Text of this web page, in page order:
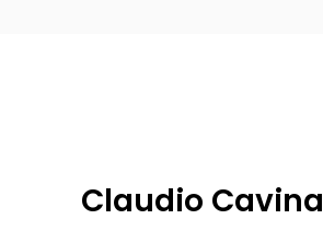
Claudio Cavina